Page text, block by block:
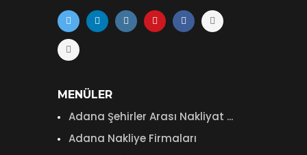
MENÜLER
Adana Şehirler Arası Nakliyat ...
Adana Nakliye Firmaları